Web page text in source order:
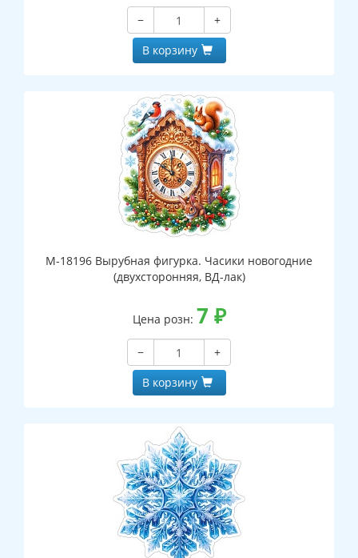
−
+
В корзину
М-18196 Вырубная фигурка. Часики новогодние
(двухсторонняя, ВД-лак)
Цена розн: 7 ₽
−
+
В корзину